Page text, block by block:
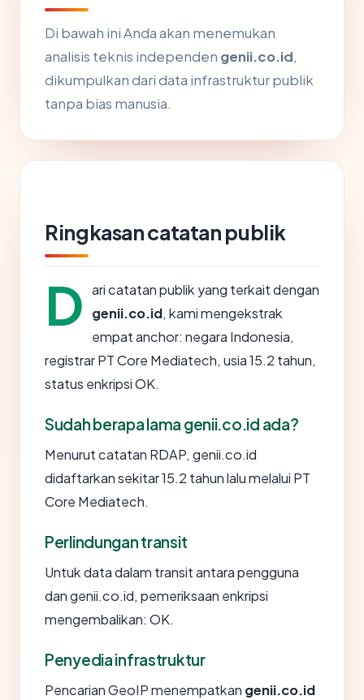
Di bawah ini Anda akan menemukan
analisis teknis independen genii.co.id,
dikumpulkan dari data infrastruktur publik
tanpa bias manusia.
Ringkasan catatan publik
D ari catatan publik yang terkait dengan
genii.co.id, kami mengekstrak
empat anchor: negara Indonesia,
registrar PT Core Mediatech, usia 15.2 tahun,
status enkripsi OK.
Sudah berapa lama genii.co.id ada?
Menurut catatan RDAP, genii.co.id
didaftarkan sekitar 15.2 tahun lalu melalui PT
Core Mediatech.
Perlindungan transit
Untuk data dalam transit antara pengguna
dan genii.co.id, pemeriksaan enkripsi
mengembalikan: OK.
Penyedia infrastruktur
Pencarian GeoIP menempatkan genii.co.id